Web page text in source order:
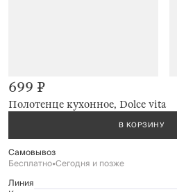
Полотенце кухонное, Dolce vita
699 ₽
В КОРЗИНУ
Самовывоз
Бесплатно•Сегодня и позже
Линия